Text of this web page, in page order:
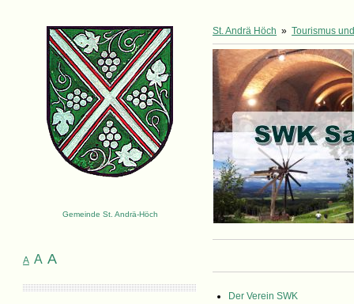
Gemeinde St. Andrä-Höch
A A A
St. Andrä Höch » Tourismus
Der Verein SWK